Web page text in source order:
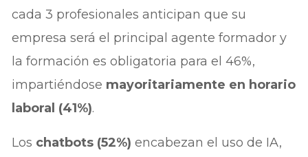
cada 3 profesionales anticipan que su
empresa será el principal agente formador y
la formación es obligatoria para el 46%,
impartiéndose mayoritariamente en horario
laboral (41%).
Los chatbots (52%) encabezan el uso de IA,